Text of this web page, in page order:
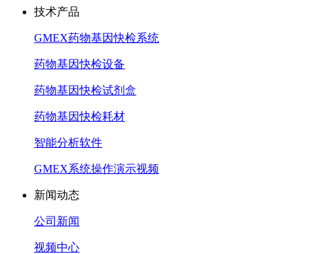
技术产品
GMEX药物基因快检系统
药物基因快检设备
药物基因快检试剂盒
药物基因快检耗材
智能分析软件
GMEX系统操作演示视频
新闻动态
公司新闻
视频中心